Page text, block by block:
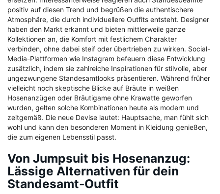
positiv auf diesen Trend und begrüßen die authentischere
Atmosphäre, die durch individuellere Outfits entsteht. Designer
haben den Markt erkannt und bieten mittlerweile ganze
Kollektionen an, die Komfort mit festlichem Charakter
verbinden, ohne dabei steif oder übertrieben zu wirken. Social-
Media-Plattformen wie Instagram befeuern diese Entwicklung
zusätzlich, indem sie zahlreiche Inspirationen für stilvolle, aber
ungezwungene Standesamtlooks präsentieren. Während früher
vielleicht noch skeptische Blicke auf Bräute in weißen
Hosenanzügen oder Bräutigame ohne Krawatte geworfen
wurden, gelten solche Kombinationen heute als modern und
zeitgemäß. Die neue Devise lautet: Hauptsache, man fühlt sich
wohl und kann den besonderen Moment in Kleidung genießen,
die zum eigenen Lebensstil passt.
Von Jumpsuit bis Hosenanzug:
Lässige Alternativen für dein
Standesamt-Outfit